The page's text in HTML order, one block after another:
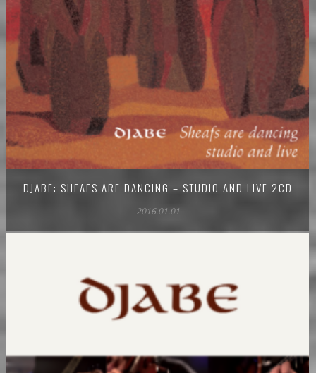
DJABE: SHEAFS ARE DANCING – STUDIO AND LIVE 2CD
2016.01.01